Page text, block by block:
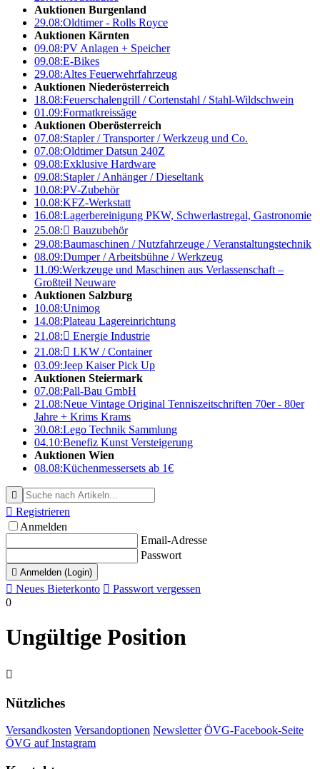
Auktionen Burgenland
29.08:Oldtimer - Rolls Royce
Auktionen Kärnten
09.08:PV Anlagen + Speicher
09.08:E-Bikes
29.08:Altes Feuerwehrfahrzeug
Auktionen Niederösterreich
18.08:Feuerschalengrill / Cortenstahl / Stahl-Wildschwein
01.09:Formatkreissäge
Auktionen Oberösterreich
07.08:Stapler / Transporter / Werkzeug und Co.
07.08:Oldtimer Datsun 240Z
09.08:Exklusive Hardware
09.08:Stapler / Anhänger / Dieseltank
10.08:PV-Zubehör
10.08:KFZ-Werkstatt
16.08:Lagerbereinigung PKW, Schwerlastregal, Gastronomie
25.08: Bauzubehör
29.08:Baumaschinen / Nutzfahrzeuge / Veranstaltungstechnik
08.09:Dumper / Arbeitsbühne / Werkzeug
11.09:Werkzeuge und Maschinen aus Verlassenschaft –
Großteil Neuware
Auktionen Salzburg
10.08:Unimog
14.08:Plateau Lagereinrichtung
21.08: Energie Industrie
21.08: LKW / Container
03.09:Jeep Kaiser Pick Up
Auktionen Steiermark
07.08:Pall-Bau GmbH
21.08:Neue Vintage Original Tenniszeitschriften 70er - 80er
Jahre + Krims Krams
30.08:Lego Technik Sammlung
04.10:Benefiz Kunst Versteigerung
Auktionen Wien
08.08:Küchenmessersets ab 1€

 Registrieren
Anmelden
Email-Adresse
Passwort
 Anmelden (Login)
 Neues Bieterkonto  Passwort vergessen
0
Ungültige Position

Nützliches
Versandkosten Versandoptionen Newsletter ÖVG-Facebook-Seite
ÖVG auf Instagram